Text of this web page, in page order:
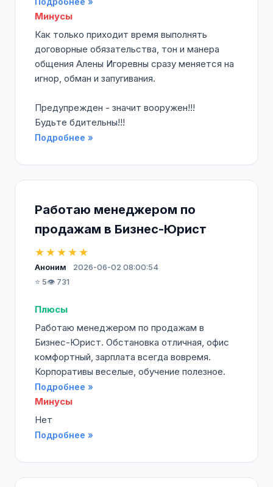
Минусы
Как только приходит время выполнять
договорные обязательства, тон и манера
общения Алены Игоревны сразу меняется на
игнор, обман и запугивания.
Предупрежден - значит вооружен!!!
Будьте бдительны!!!
Подробнее »
Работаю менеджером по
продажам в Бизнес-Юрист
★★★★★
Аноним
2026-06-02 08:00:54
⭐ 5👁️ 731
Плюсы
Работаю менеджером по продажам в
Бизнес-Юрист. Обстановка отличная, офис
комфортный, зарплата всегда вовремя.
Корпоративы веселые, обучение полезное.
Подробнее »
Минусы
Нет
Подробнее »